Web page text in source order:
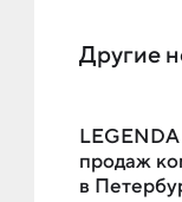
Другие
продаж
в